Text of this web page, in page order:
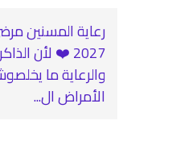
2027 ❤️ لأن
والرعاية ما
الأمراض ال...